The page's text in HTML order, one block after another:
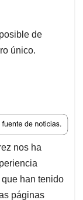
de
único.
nos ha
han tenido
páginas